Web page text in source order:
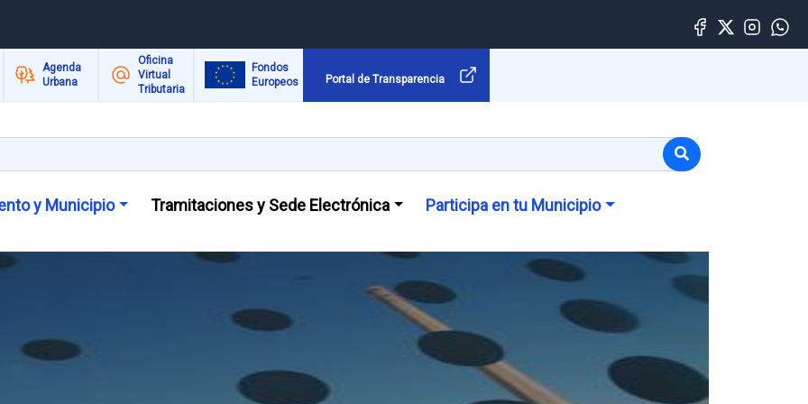
Agenda
Urbana
Oficina
Virtual
Tributaria
Fondos
Europeos
Portal de Transparencia
y Municipio Tramitaciones y Sede Electrónica Participa en tu Municipio